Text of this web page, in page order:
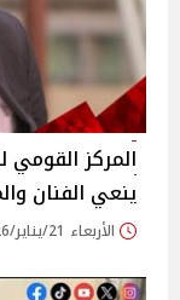
المركز
ينعي الفنان
الأربعاء 21/يناير/2026 - 02:41 م